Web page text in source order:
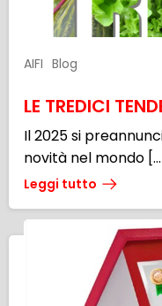
AIFI Blog
LE TREDICI
Il 2025 si
novità nel mondo
Leggi tutto